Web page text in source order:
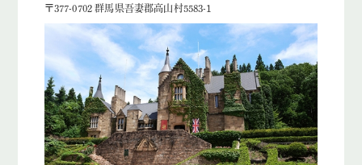
〒377-0702 群馬県吾妻郡高山村5583-1